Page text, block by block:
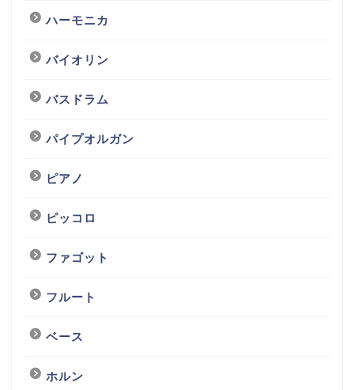
ハーモニカ
バイオリン
バスドラム
パイプオルガン
ピアノ
ピッコロ
ファゴット
フルート
ベース
ホルン